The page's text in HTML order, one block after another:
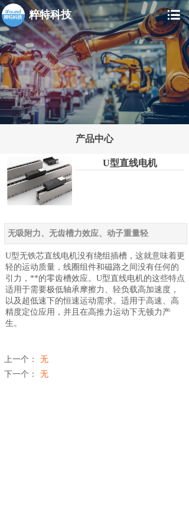
粹特科技
产品中心
U型直线电机
无吸附力、无齿槽力效应、动子重量轻
U型无铁芯直线电机没有绕组插槽，这就意味着更
轻的运动质量，线圈组件和磁路之间没有任何的
引力，**的零齿槽效应。U型直线电机的这些特点
适用于需要极低轴承摩擦力、轻负载高加速度，
以及超低速下的恒速运动需求。适用于高速、高
精度定位应用，并且在高推力运动下无顿力产
生。
上一个：
无
下一个：
无